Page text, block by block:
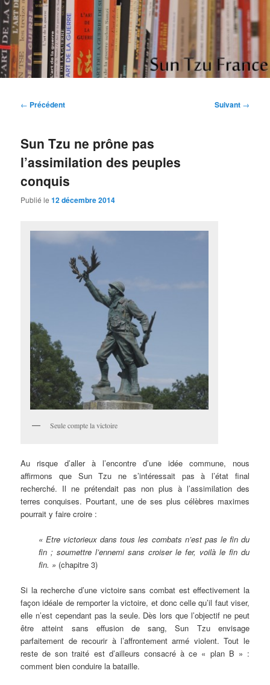
Aller
au
contenu
principalSun Tzu France
Etudes et réflexions sur "L'art de la guerre" de Sun Tzu
Navigation
← Précédent Suivant →
Sun Tzu ne prône pas
l’assimilation des peuples
conquis
Publié le12 décembre 2014
Seule compte la victoire
Au risque d’aller à l’encontre d’une idée commune, nous
affirmons que Sun Tzu ne s’intéressait pas à l’état final
recherché. Il ne prétendait pas non plus à l’assimilation des
terres conquises. Pourtant, une de ses plus célèbres maximes
pourrait y faire croire :
« Etre victorieux dans tous les combats n’est pas le fin du
fin ; soumettre l’ennemi sans croiser le fer, voilà le fin du
fin. » (chapitre 3)
Si la recherche d’une victoire sans combat est effectivement la
façon idéale de remporter la victoire, et donc celle qu’il faut viser,
elle n’est cependant pas la seule. Dès lors que l’objectif ne peut
être atteint sans effusion de sang, Sun Tzu envisage
parfaitement de recourir à l’affrontement armé violent. Tout le
reste de son traité est d’ailleurs consacré à ce « plan B » :
comment bien conduire la bataille.